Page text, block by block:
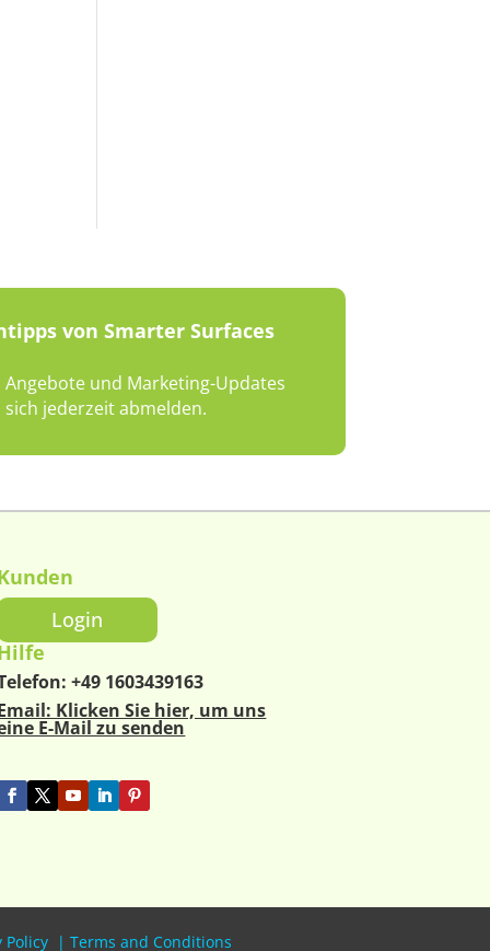
von Smarter Surfaces
und Marketing-Updates
jederzeit abmelden.
Login
+49 1603439163
Klicken Sie hier, um uns
E-Mail zu senden
Policy |Terms and Conditions